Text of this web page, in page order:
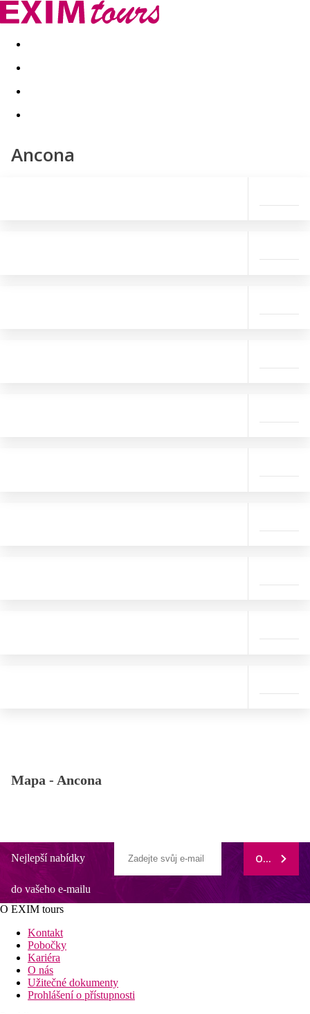
Akční nabídky Last minute
Ancona
Mapa - Ancona
Nejlepší nabídky
do vašeho e-mailu
ODEBÍRAT
O EXIM tours
Kontakt
Pobočky
Kariéra
O nás
Užitečné dokumenty
Prohlášení o přístupnosti